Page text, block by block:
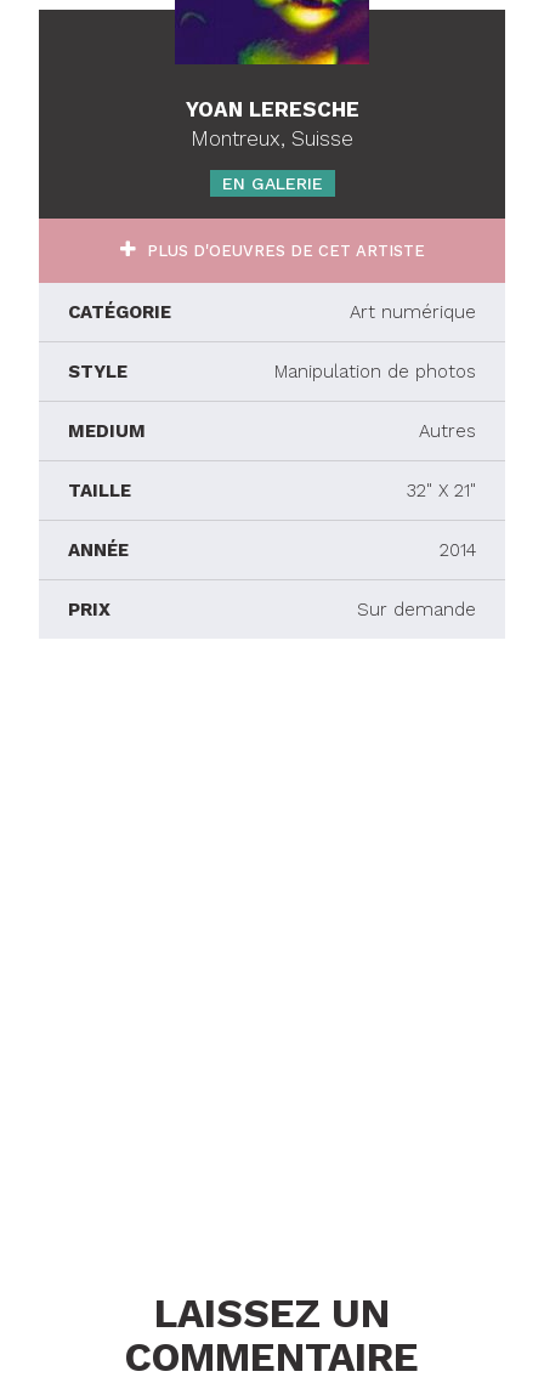
YOAN LERESCHE
Montreux, Suisse
EN GALERIE
PLUS D'OEUVRES DE CET ARTISTE
CATÉGORIE Art numérique
STYLE Manipulation de photos
MEDIUM Autres
TAILLE 32" X 21"
ANNÉE 2014
PRIX Sur demande
LAISSEZ UN
COMMENTAIRE